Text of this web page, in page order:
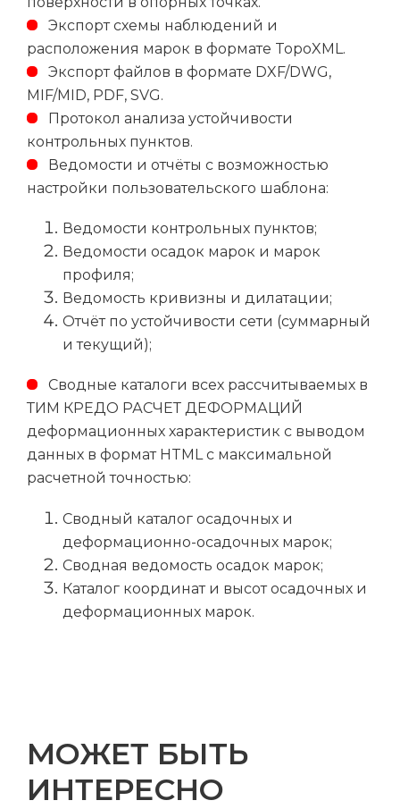
Экспорт схемы наблюдений и
расположения марок в формате TopoXML.
Экспорт файлов в формате DXF/DWG,
MIF/MID, PDF, SVG.
Протокол анализа устойчивости
контрольных пунктов.
Ведомости и отчёты с возможностью
настройки пользовательского шаблона:
Ведомости контрольных пунктов;
Ведомости осадок марок и марок
профиля;
Ведомость кривизны и дилатации;
Отчёт по устойчивости сети (суммарный
и текущий);
Сводные каталоги всех рассчитываемых в
ТИМ КРЕДО РАСЧЕТ ДЕФОРМАЦИЙ
деформационных характеристик с выводом
данных в формат HTML с максимальной
расчетной точностью:
Сводный каталог осадочных и
деформационно-осадочных марок;
Сводная ведомость осадок марок;
Каталог координат и высот осадочных и
деформационных марок.
МОЖЕТ БЫТЬ
ИНТЕРЕСНО